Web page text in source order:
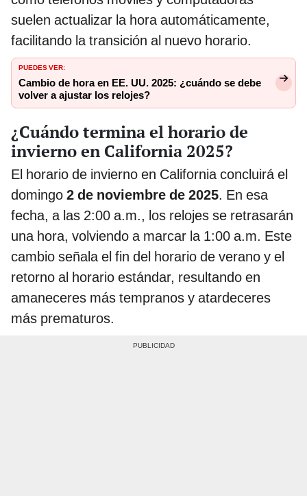
suelen actualizar la hora automáticamente,
facilitando la transición al nuevo horario.
PUEDES VER:
Cambio de hora en EE. UU. 2025: ¿cuándo se debe
volver a ajustar los relojes?
¿Cuándo termina el horario de
invierno en California 2025?
El horario de invierno en California concluirá el
domingo 2 de noviembre de 2025. En esa
fecha, a las 2:00 a.m., los relojes se retrasarán
una hora, volviendo a marcar la 1:00 a.m. Este
cambio señala el fin del horario de verano y el
retorno al horario estándar, resultando en
amaneceres más tempranos y atardeceres
más prematuros.